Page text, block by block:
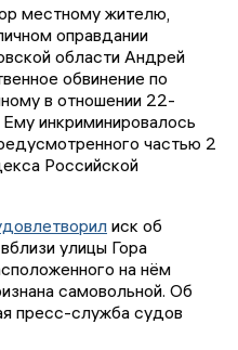
местному жителю,
оправдании
области Андрей
обвинение по
в отношении 22-
инкриминировалось
частью 2
Российской
иск об
улицы Гора
на нём
самовольной. Об
пресс-служба судов